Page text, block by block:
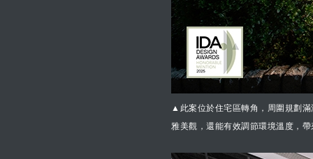
▲此案位於住宅區轉角，周圍規劃
雅美觀，還能有效調節環境溫度，